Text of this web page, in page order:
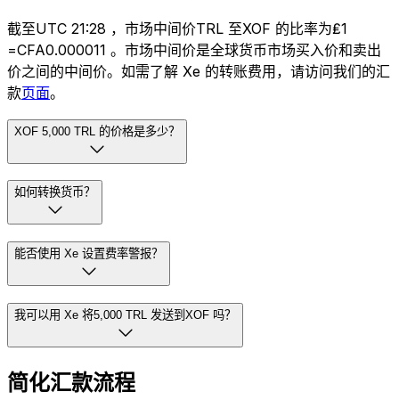
截至UTC 21:28 ，市场中间价TRL 至XOF 的比率为₤1
=CFA0.000011 。市场中间价是全球货币市场买入价和卖出
价之间的中间价。如需了解 Xe 的转账费用，请访问我们的汇
款页面。
XOF 5,000 TRL 的价格是多少？
如何转换货币？
能否使用 Xe 设置费率警报？
我可以用 Xe 将5,000 TRL 发送到XOF 吗？
简化汇款流程